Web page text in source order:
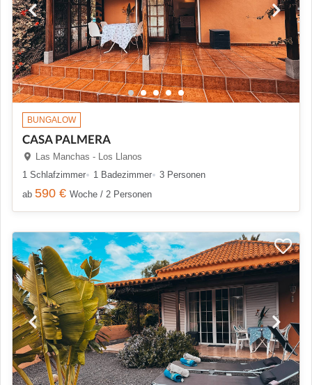
BUNGALOW
CASA PALMERA
Las Manchas - Los Llanos
1 Schlafzimmer
1 Badezimmer
3 Personen
ab 590 € Woche / 2 Personen